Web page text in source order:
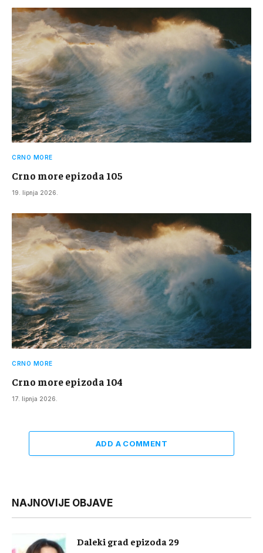
CRNO MORE
Crno more epizoda 105
19. lipnja 2026.
CRNO MORE
Crno more epizoda 104
17. lipnja 2026.
ADD A COMMENT
NAJNOVIJE OBJAVE
Daleki grad epizoda 29